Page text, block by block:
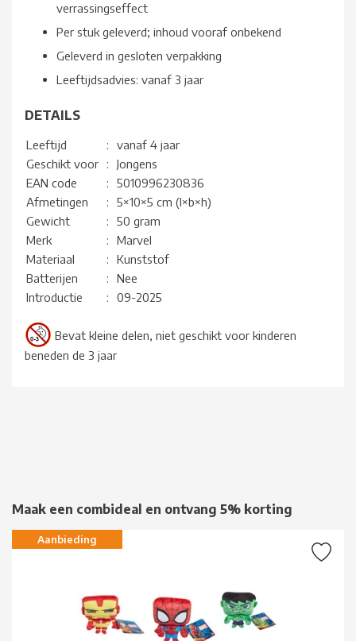
verrassingseffect
Per stuk geleverd; inhoud vooraf onbekend
Geleverd in gesloten verpakking
Leeftijdsadvies: vanaf 3 jaar
DETAILS
Leeftijd :
vanaf 4 jaar
Geschikt voor
:
Jongens
EAN code
:
5010996230836
Afmetingen
:
5×10×5 cm (l×b×h)
Gewicht
:
50 gram
Merk
:
Marvel
Materiaal
:
Kunststof
Batterijen
:
Nee
Introductie
: 09-2025
Bevat kleine delen, niet geschikt voor kinderen
beneden de 3 jaar
Maak een combideal en ontvang 5% korting
Aanbieding